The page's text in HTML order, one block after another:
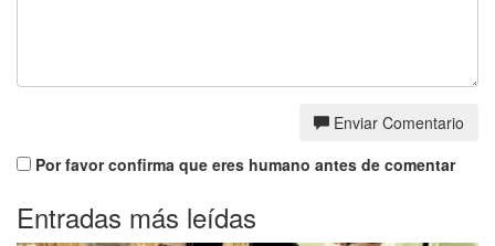
Enviar Comentario
Por favor confirma que eres humano antes de comentar
Entradas más leídas